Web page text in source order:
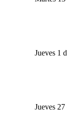
Jueves 1
Jueves